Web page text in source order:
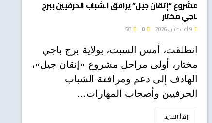
مشروع “إتقان جيل” يرافق الشباب الحرفيين ببرج
باجي مختار
انطلقت، أمس السبت، بولاية برج باجي
مختار، أولى مراحل مشروع «إتقان جيل»،
الهادف إلى دعم ومرافقة الشباب
الحرفيين وأصحاب المهارات...
إقرأ المزيدDETAILS